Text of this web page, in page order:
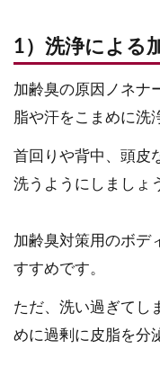
1）洗浄による
加齢臭の原因ノネナ
脂や汗をこまめに洗
首回りや背中、頭皮
洗うようにしましょ
加齢臭対策用のボデ
すすめです。
ただ、洗い過ぎてし
めに過剰に皮脂を分